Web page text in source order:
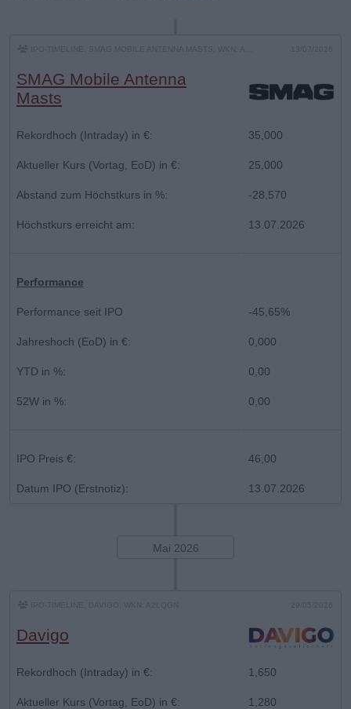
SMAG Mobile Antenna
Masts
Rekordhoch (Intraday) in €: 35,000
Aktueller Kurs (Vortag, EoD) in €: 25,000
Abstand zum Höchstkurs in %: -28,570
Höchstkurs erreicht am: 13.07.2026
Performance
Performance seit IPO -45,65%
Jahreshoch (EoD) in €: 0,000
YTD in %: 0,00
52W in %: 0,00
IPO Preis €: 46,00
Datum IPO (Erstnotiz): 13.07.2026
Mai 2026
Davigo
Rekordhoch (Intraday) in €: 1,650
Aktueller Kurs (Vortag, EoD) in €: 1,280